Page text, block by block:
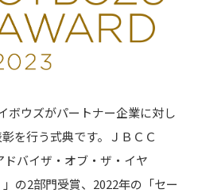
ボウズがパートナー企業に対し
を行う式典です。ＪＢＣＣ
バイザ・オブ・ザ・イヤ
の2部門受賞、2022年の「セー